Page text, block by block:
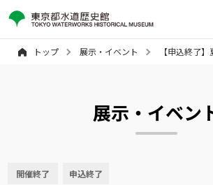
トップ 展示・イベント 【申込終了
展示・イベン
開催終了 申込終了